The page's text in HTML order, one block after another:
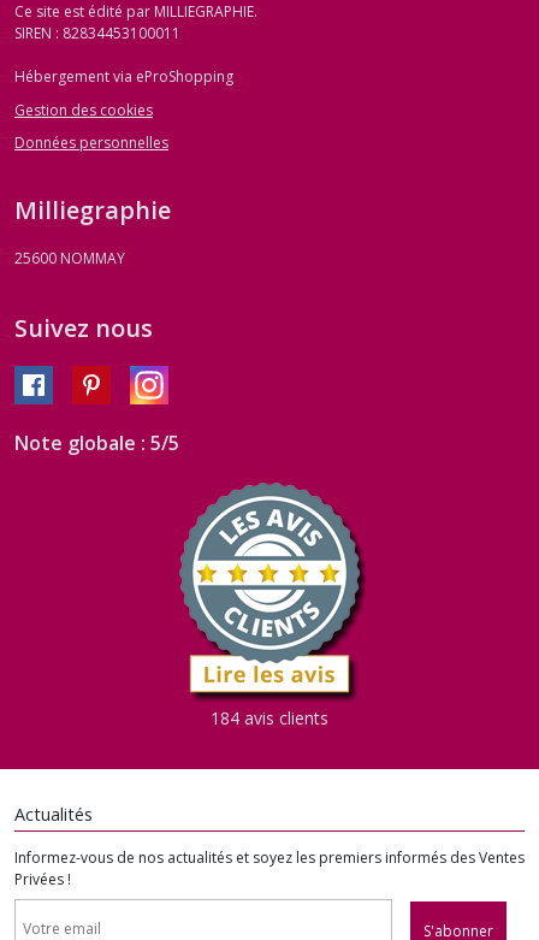
Ce site est édité par MILLIEGRAPHIE.
SIREN : 82834453100011
Hébergement via eProShopping
Gestion des cookies
Données personnelles
Milliegraphie
25600 NOMMAY
Suivez nous
Note globale : 5/5
184 avis clients
Actualités
Informez-vous de nos actualités et soyez les premiers informés des Ventes
Privées !
S'abonner